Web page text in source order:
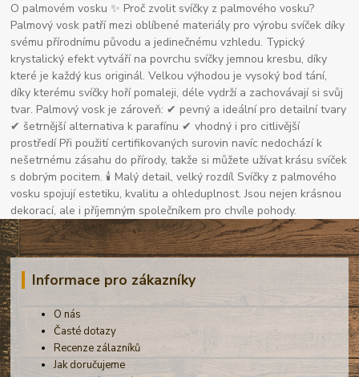
O palmovém vosku ✨ Proč zvolit svíčky z palmového vosku?
Palmový vosk patří mezi oblíbené materiály pro výrobu svíček díky
svému přírodnímu původu a jedinečnému vzhledu. Typický
krystalický efekt vytváří na povrchu svíčky jemnou kresbu, díky
které je každý kus originál. Velkou výhodou je vysoký bod tání,
díky kterému svíčky hoří pomaleji, déle vydrží a zachovávají si svůj
tvar. Palmový vosk je zároveň: ✔ pevný a ideální pro detailní tvary
✔ šetrnější alternativa k parafínu ✔ vhodný i pro citlivější
prostředí Při použití certifikovaných surovin navíc nedochází k
nešetrnému zásahu do přírody, takže si můžete užívat krásu svíček
s dobrým pocitem. 🕯 Malý detail, velký rozdíl Svíčky z palmového
vosku spojují estetiku, kvalitu a ohleduplnost. Jsou nejen krásnou
dekorací, ale i příjemným společníkem pro chvíle pohody.
Informace pro zákazníky
O nás
Časté dotazy
Recenze zálazníků
Jak doručujeme